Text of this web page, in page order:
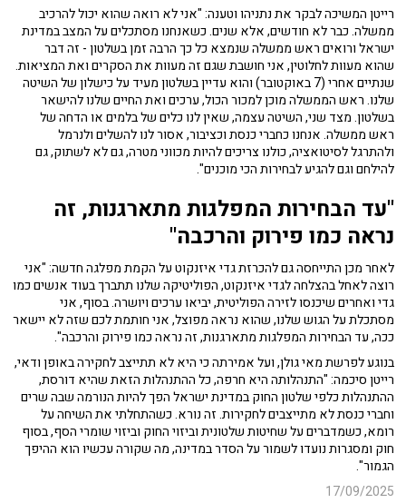
רייטן המשיכה לבקר את נתניהו וטענה: "אני לא רואה שהוא יכול להרכיב
ממשלה. כבר לא חודשים, אלא שנים. כשאנחנו מסתכלים על המצב במדינת
ישראל ורואים ראש ממשלה שנמצא כל כך הרבה זמן בשלטון - זה דבר
שהוא מעוות לחלוטין, אני חושבת שגם זה מעוות את הסקרים ואת המציאות.
שנתיים אחרי (7 באוקטובר) והוא עדיין בשלטון מעיד על כישלון של השיטה
שלנו. ראש הממשלה מוכן למכור הכול, ערכים ואת החיים שלנו להישאר
בשלטון. מצד שני, השיטה עצמה, שאין לנו כלים של בלמים או הדחה של
ראש ממשלה. אנחנו כחברי כנסת וכציבור, אסור לנו להשלים ולנרמל
ולהתרגל לסיטואציה, כולנו צריכים להיות מכווני מטרה, גם לא לשתוק, גם
להילחם וגם להגיע לבחירות הכי מוכנים".
"עד הבחירות המפלגות מתארגנות, זה
נראה כמו פירוק והרכבה"
לאחר מכן התייחסה גם להכרזת גדי איזנקוט על הקמת מפלגה חדשה: "אני
רוצה לאחל בהצלחה לגדי איזנקוט, הפוליטיקה שלנו תתברך בעוד אנשים כמו
גדי ואחרים שיכנסו לזירה הפוליטית, יביאו ערכים ויושרה. בסוף, אני
מסתכלת על הגוש שלנו, שהוא נראה מפוצל, אני חותמת לכם שזה לא יישאר
ככה, עד הבחירות המפלגות מתארגנות, זה נראה כמו פירוק והרכבה".
בנוגע לפרשת מאי גולן, ועל אמירתה כי היא לא תתייצב לחקירה באופן ודאי,
רייטן סיכמה: "התנהלותה היא חרפה, כל ההתנהלות הזאת שהיא דורסת,
ההתנהלות כלפי שלטון החוק במדינת ישראל הפך להיות הנורמה שבה שרים
וחברי כנסת לא מתייצבים לחקירות. זה נורא. כשהתחלתי את השיחה על
רומא, כשמדברים על שחיטות שלטונית וביזוי החוק וביזוי שומרי הסף, בסוף
חוק ומסגרות נועדו לשמור על הסדר במדינה, מה שקורה עכשיו הוא ההיפך
הגמור".
17/09/2025